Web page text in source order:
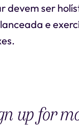
devem ser
e
up for